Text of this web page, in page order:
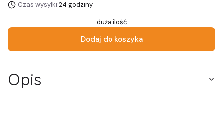
Czas wysyłki:24 godziny
duża ilość
Dodaj do koszyka
Opis